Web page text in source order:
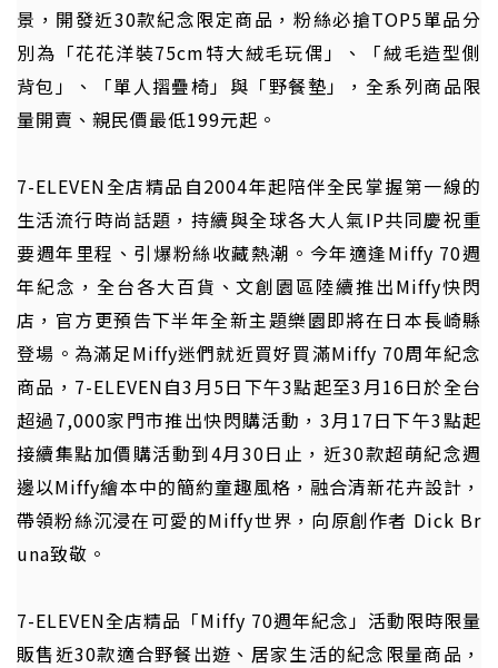
景，開發近30款紀念限定商品， 粉絲必搶TOP5單品分
別為「花花洋裝75cm特大絨毛玩偶」、「絨毛造型側
背包」、「單人摺疊椅」與「野餐墊」，全系列商品限
量開賣、親民價最低199元起。
7-ELEVEN全店精品自2004年起陪伴全民掌握第一線的
生活流行時尚話題，持續與全球各大人氣IP共同慶祝重
要週年里程、引爆粉絲收藏熱潮。今年適逢Miffy 70週
年紀念，全台各大百貨、文創園區陸續推出Miffy快閃
店，官方更預告下半年全新主題樂園即將在日本長崎縣
登場。為滿足Miffy迷們就近買好買滿Miffy 70周年紀念
商品，7-ELEVEN自3月5日下午3點起至3月16日於全台
超過7,000家門市推出快閃購活動，3月17日下午3點起
接續集點加價購活動到4月30日止，近30款超萌紀念週
邊以Miffy繪本中的簡約童趣風格，融合清新花卉設計，
帶領粉絲沉浸在可愛的Miffy世界，向原創作者 Dick Br
una致敬。
7-ELEVEN全店精品「Miffy 70週年紀念」活動限時限量
販售近30款適合野餐出遊、居家生活的紀念限量商品，